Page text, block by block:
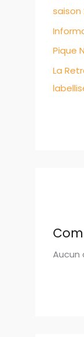
saison
Pique
La
Aucun